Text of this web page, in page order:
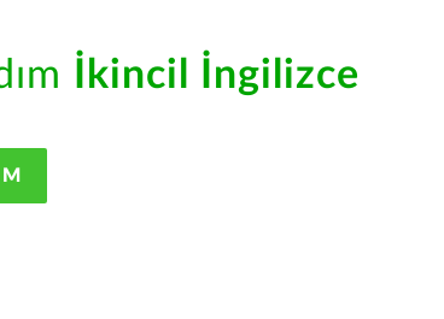
İkincil İngilizce